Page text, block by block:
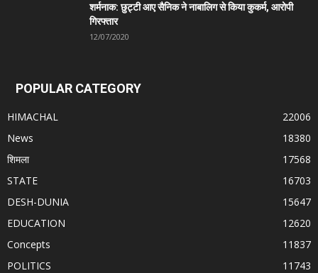
शर्मनाक: छुट्टी आए सैनिक ने नाबालिग से किया कुकर्म, आरोपी
गिरफ्तार
12/07/2020
POPULAR CATEGORY
HIMACHAL
22006
News
18380
शिमला
17568
STATE
16703
DESH-DUNIA
15647
EDUCATION
12620
Concepts
11837
POLITICS
11743